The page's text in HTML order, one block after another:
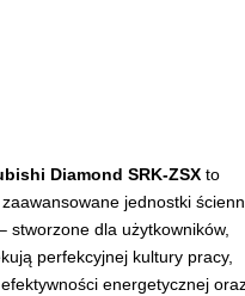
Diamond SRK‑ZSXto
jednostki
stworzone dla użytkowników,
perfekcyjnej kultury pracy,
energetycznej